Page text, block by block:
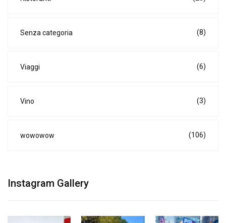
Senza categoria (8)
Viaggi (6)
Vino (3)
wowowow (106)
Instagram Gallery